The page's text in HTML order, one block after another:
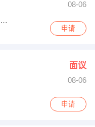
08-06
广东（云浮）威富信息咨询有限公司
申请
面议
08-06
申请